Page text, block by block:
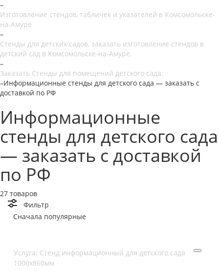
–
Изготовление стендов, табличек и указателей в Комсомольске-
на-Амуре
–
Стенды для детских садов, заказать изготовление стендов в
детский сад в Комсомольске-на-Амуре.
–
Заказать Стенды для помещений детского сада:
–Информационные стенды для детского сада — заказать с
доставкой по РФ
Информационные
стенды для детского сада
— заказать с доставкой
по РФ
27 товаров
Фильтр
Сначала популярные
Услуга: Стенд информационный для детского сада
1000х860мм